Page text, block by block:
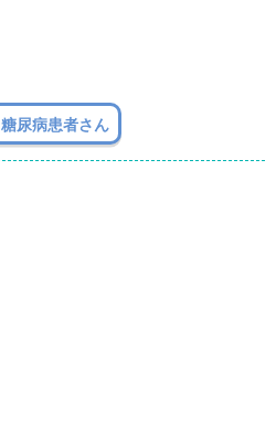
糖尿病患者さん